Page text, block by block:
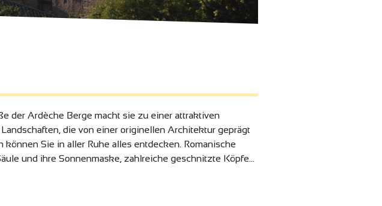
der Ardèche Berge macht sie zu einer attraktiven
die von einer originellen Architektur geprägt
Sie in aller Ruhe alles entdecken. Romanische
und ihre Sonnenmaske, zahlreiche geschnitzte Köpfe...